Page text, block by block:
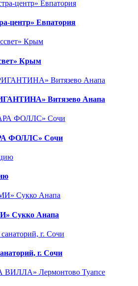
центр» Евпатория
Крым
Витязево Анапа
ФОЛЛС» Сочи
Сукко Анапа
г. Сочи